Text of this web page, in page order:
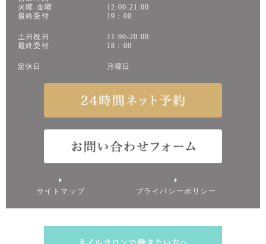
火曜-金曜
12:00-21:00
最終受付
19：00
土日祝日
11:00-20:00
最終受付
18：00
定休日 月曜日
サイトマップ プライバシーポリシー